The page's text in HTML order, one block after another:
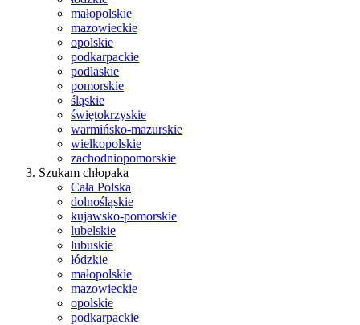
małopolskie
mazowieckie
opolskie
podkarpackie
podlaskie
pomorskie
śląskie
świętokrzyskie
warmińsko-mazurskie
wielkopolskie
zachodniopomorskie
Szukam chłopaka
Cała Polska
dolnośląskie
kujawsko-pomorskie
lubelskie
lubuskie
łódzkie
małopolskie
mazowieckie
opolskie
podkarpackie